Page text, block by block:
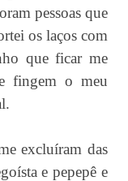
pessoas que
os laços com
que ficar me
fingem o meu
excluíram das
e pepepê e